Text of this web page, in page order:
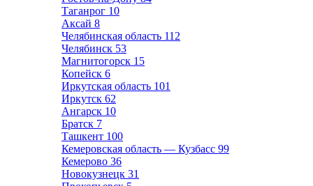
Таганрог 10
Аксай 8
Челябинская область 112
Челябинск 53
Магнитогорск 15
Копейск 6
Иркутская область 101
Иркутск 62
Ангарск 10
Братск 7
Ташкент 100
Кемеровская область — Кузбасс 99
Кемерово 36
Новокузнецк 31